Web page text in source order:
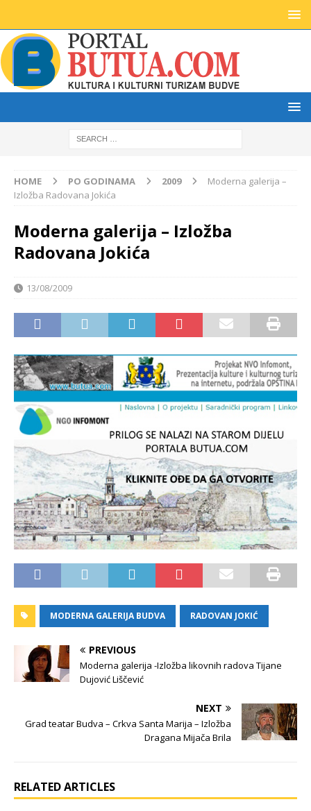
HOME PO GODINAMA 2009
Moderna galerija –
Izložba Radovana Jokića
Moderna galerija – Izložba
Radovana Jokića
13/08/2009
MODERNA GALERIJA BUDVA RADOVAN JOKIĆ
PREVIOUS
Moderna galerija -Izložba likovnih radova Tijane
Dujović Liščević
NEXT
Grad teatar Budva – Crkva Santa Marija – Izložba
Dragana Mijača Brila
RELATED ARTICLES